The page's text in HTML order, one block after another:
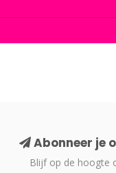
Abonneer je
Blijf op de hoogte